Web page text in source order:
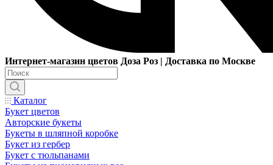
Интернет-магазин цветов Доза Роз | Доставка по Москве
Каталог
Букет цветов
Авторские букеты
Букеты в шляпной коробке
Букет из гербер
Букет с тюльпанами